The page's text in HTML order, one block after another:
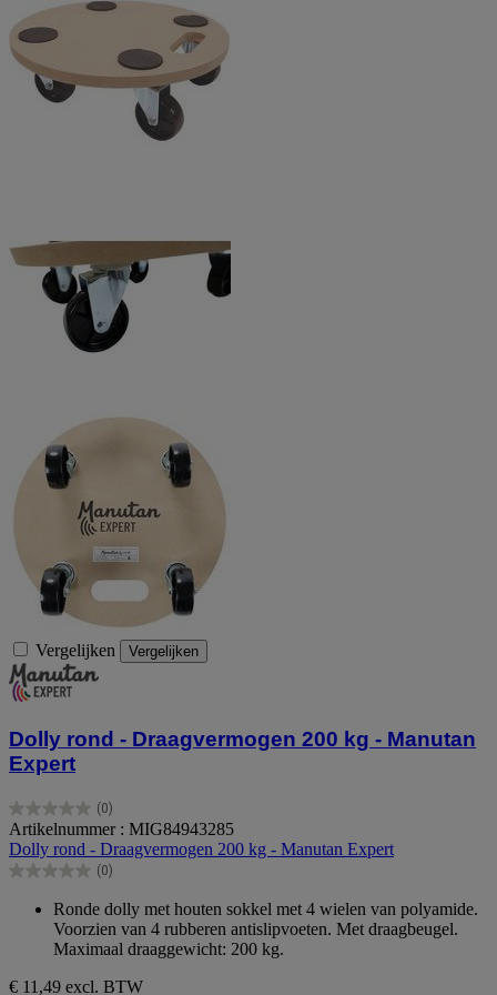
Vergelijken Vergelijken
Dolly rond - Draagvermogen 200 kg - Manutan
Expert
(0)
0.0
van
de
5
Artikelnummer : MIG84943285
Dolly rond - Draagvermogen 200 kg - Manutan Expert
(0)
0.0
sterren.
Ronde dolly met houten sokkel met 4 wielen van polyamide.
Voorzien van 4 rubberen antislipvoeten. Met draagbeugel.
Maximaal draaggewicht: 200 kg.
€ 11,49 excl. BTW